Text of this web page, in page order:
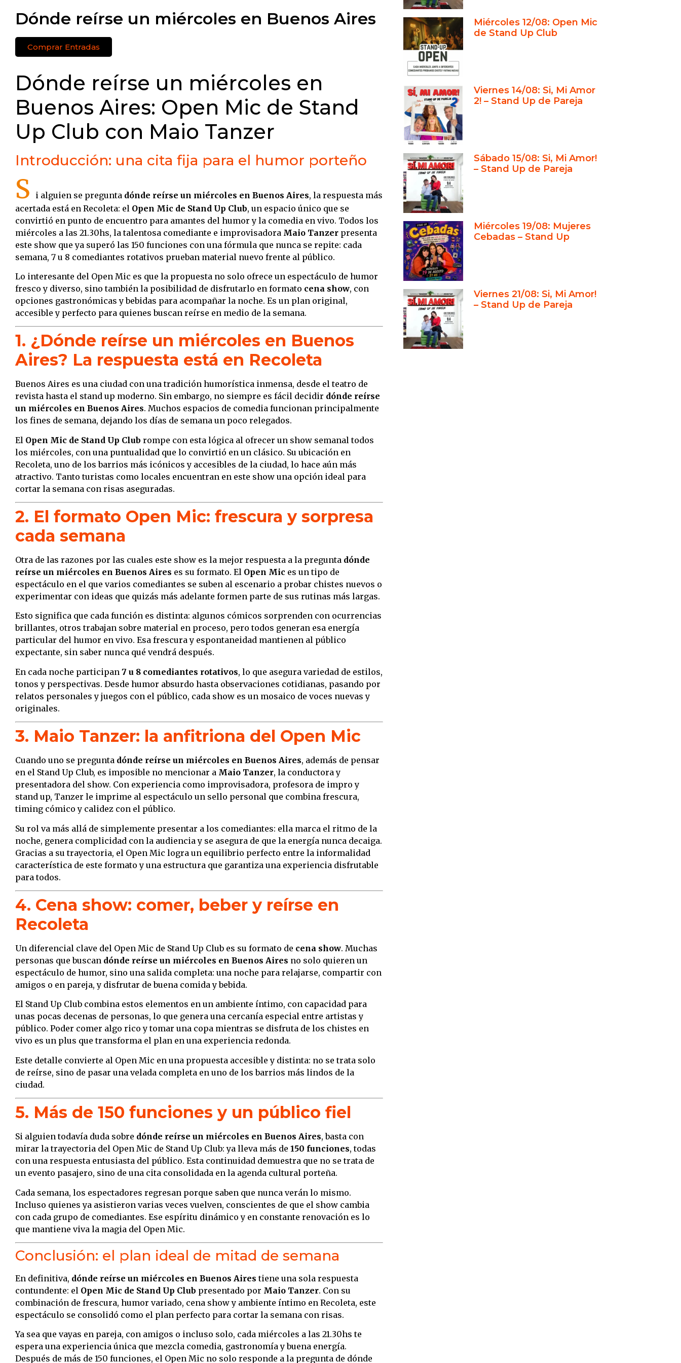
Dónde reírse un miércoles en Buenos Aires
Comprar Entradas
Dónde reírse un miércoles en
Buenos Aires: Open Mic de Stand
Up Club con Maio Tanzer
Introducción: una cita fija para el humor porteño
S i alguien se pregunta dónde reírse un miércoles en Buenos Aires, la respuesta más
acertada está en Recoleta: el Open Mic de Stand Up Club, un espacio único que se
convirtió en punto de encuentro para amantes del humor y la comedia en vivo. Todos los
miércoles a las 21.30hs, la talentosa comediante e improvisadora Maio Tanzer presenta
este show que ya superó las 150 funciones con una fórmula que nunca se repite: cada
semana, 7 u 8 comediantes rotativos prueban material nuevo frente al público.
Lo interesante del Open Mic es que la propuesta no solo ofrece un espectáculo de humor
fresco y diverso, sino también la posibilidad de disfrutarlo en formato cena show, con
opciones gastronómicas y bebidas para acompañar la noche. Es un plan original,
accesible y perfecto para quienes buscan reírse en medio de la semana.
1. ¿Dónde reírse un miércoles en Buenos
Aires? La respuesta está en Recoleta
Buenos Aires es una ciudad con una tradición humorística inmensa, desde el teatro de
revista hasta el stand up moderno. Sin embargo, no siempre es fácil decidir dónde reírse
un miércoles en Buenos Aires. Muchos espacios de comedia funcionan principalmente
los fines de semana, dejando los días de semana un poco relegados.
El Open Mic de Stand Up Club rompe con esta lógica al ofrecer un show semanal todos
los miércoles, con una puntualidad que lo convirtió en un clásico. Su ubicación en
Recoleta, uno de los barrios más icónicos y accesibles de la ciudad, lo hace aún más
atractivo. Tanto turistas como locales encuentran en este show una opción ideal para
cortar la semana con risas aseguradas.
2. El formato Open Mic: frescura y sorpresa
cada semana
Otra de las razones por las cuales este show es la mejor respuesta a la pregunta dónde
reírse un miércoles en Buenos Aires es su formato. El Open Mic es un tipo de
espectáculo en el que varios comediantes se suben al escenario a probar chistes nuevos o
experimentar con ideas que quizás más adelante formen parte de sus rutinas más largas.
Esto significa que cada función es distinta: algunos cómicos sorprenden con ocurrencias
brillantes, otros trabajan sobre material en proceso, pero todos generan esa energía
particular del humor en vivo. Esa frescura y espontaneidad mantienen al público
expectante, sin saber nunca qué vendrá después.
En cada noche participan 7 u 8 comediantes rotativos, lo que asegura variedad de estilos,
tonos y perspectivas. Desde humor absurdo hasta observaciones cotidianas, pasando por
relatos personales y juegos con el público, cada show es un mosaico de voces nuevas y
originales.
3. Maio Tanzer: la anfitriona del Open Mic
Cuando uno se pregunta dónde reírse un miércoles en Buenos Aires, además de pensar
en el Stand Up Club, es imposible no mencionar a Maio Tanzer, la conductora y
presentadora del show. Con experiencia como improvisadora, profesora de impro y
stand up, Tanzer le imprime al espectáculo un sello personal que combina frescura,
timing cómico y calidez con el público.
Su rol va más allá de simplemente presentar a los comediantes: ella marca el ritmo de la
noche, genera complicidad con la audiencia y se asegura de que la energía nunca decaiga.
Gracias a su trayectoria, el Open Mic logra un equilibrio perfecto entre la informalidad
característica de este formato y una estructura que garantiza una experiencia disfrutable
para todos.
4. Cena show: comer, beber y reírse en
Recoleta
Un diferencial clave del Open Mic de Stand Up Club es su formato de cena show. Muchas
personas que buscan dónde reírse un miércoles en Buenos Aires no solo quieren un
espectáculo de humor, sino una salida completa: una noche para relajarse, compartir con
amigos o en pareja, y disfrutar de buena comida y bebida.
El Stand Up Club combina estos elementos en un ambiente íntimo, con capacidad para
unas pocas decenas de personas, lo que genera una cercanía especial entre artistas y
público. Poder comer algo rico y tomar una copa mientras se disfruta de los chistes en
vivo es un plus que transforma el plan en una experiencia redonda.
Este detalle convierte al Open Mic en una propuesta accesible y distinta: no se trata solo
de reírse, sino de pasar una velada completa en uno de los barrios más lindos de la
ciudad.
5. Más de 150 funciones y un público fiel
Si alguien todavía duda sobre dónde reírse un miércoles en Buenos Aires, basta con
mirar la trayectoria del Open Mic de Stand Up Club: ya lleva más de 150 funciones, todas
con una respuesta entusiasta del público. Esta continuidad demuestra que no se trata de
un evento pasajero, sino de una cita consolidada en la agenda cultural porteña.
Cada semana, los espectadores regresan porque saben que nunca verán lo mismo.
Incluso quienes ya asistieron varias veces vuelven, conscientes de que el show cambia
con cada grupo de comediantes. Ese espíritu dinámico y en constante renovación es lo
que mantiene viva la magia del Open Mic.
Conclusión: el plan ideal de mitad de semana
En definitiva, dónde reírse un miércoles en Buenos Aires tiene una sola respuesta
contundente: el Open Mic de Stand Up Club presentado por Maio Tanzer. Con su
combinación de frescura, humor variado, cena show y ambiente íntimo en Recoleta, este
espectáculo se consolidó como el plan perfecto para cortar la semana con risas.
Ya sea que vayas en pareja, con amigos o incluso solo, cada miércoles a las 21.30hs te
espera una experiencia única que mezcla comedia, gastronomía y buena energía.
Después de más de 150 funciones, el Open Mic no solo responde a la pregunta de dónde
3. “Sí, Mi Amor!”: el fenómeno de la
comedia en pareja
4. Una docente que forma futuros
comediantes
5. Maio Tanzer y la consolidación de
1. Stand Up Club: un espacio íntimo con
grandes artistas
2. El Open Mic de los miércoles:
tradición de risas en Recoleta
3. La experiencia de cena show: comer,
beber y reír
4. Prestigio y trayectoria en la escena
porteña
5. Un club para adultos, familias y
empresas
1. La conexión entre aprender y
disfrutar
2. Los Manuales de Stand Up 1 y 2: teoría
al alcance de todos
3. El Open Mic como laboratorio de
aprendizaje
4. Cursos para todas las edades y
perfiles
5. De espectador a comediante: un
Miércoles 12/08: Open Mic
de Stand Up Club
Viernes 14/08: Si, Mi Amor
2! – Stand Up de Pareja
Sábado 15/08: Si, Mi Amor!
– Stand Up de Pareja
Miércoles 19/08: Mujeres
Cebadas – Stand Up
Viernes 21/08: Si, Mi Amor!
– Stand Up de Pareja